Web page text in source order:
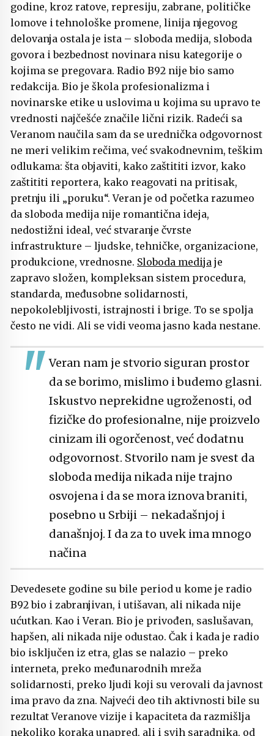
godine, kroz ratove, represiju, zabrane, političke
lomove i tehnološke promene, linija njegovog
delovanja ostala je ista – sloboda medija, sloboda
govora i bezbednost novinara nisu kategorije o
kojima se pregovara. Radio B92 nije bio samo
redakcija. Bio je škola profesionalizma i
novinarske etike u uslovima u kojima su upravo te
vrednosti najčešće značile lični rizik. Radeći sa
Veranom naučila sam da se urednička odgovornost
ne meri velikim rečima, već svakodnevnim, teškim
odlukama: šta objaviti, kako zaštititi izvor, kako
zaštititi reportera, kako reagovati na pritisak,
pretnju ili „poruku“. Veran je od početka razumeo
da sloboda medija nije romantična ideja,
nedostižni ideal, već stvaranje čvrste
infrastrukture – ljudske, tehničke, organizacione,
produkcione, vrednosne. Sloboda medija je
zapravo složen, kompleksan sistem procedura,
standarda, međusobne solidarnosti,
nepokolebljivosti, istrajnosti i brige. To se spolja
često ne vidi. Ali se vidi veoma jasno kada nestane.
Veran nam je stvorio siguran prostor
da se borimo, mislimo i budemo glasni.
Iskustvo neprekidne ugroženosti, od
fizičke do profesionalne, nije proizvelo
cinizam ili ogorčenost, već dodatnu
odgovornost. Stvorilo nam je svest da
sloboda medija nikada nije trajno
osvojena i da se mora iznova braniti,
posebno u Srbiji – nekadašnjoj i
današnjoj. I da za to uvek ima mnogo
načina
Devedesete godine su bile period u kome je radio
B92 bio i zabranjivan, i utišavan, ali nikada nije
ućutkan. Kao i Veran. Bio je privođen, saslušavan,
hapšen, ali nikada nije odustao. Čak i kada je radio
bio isključen iz etra, glas se nalazio – preko
interneta, preko međunarodnih mreža
solidarnosti, preko ljudi koji su verovali da javnost
ima pravo da zna. Najveći deo tih aktivnosti bile su
rezultat Veranove vizije i kapaciteta da razmišlja
nekoliko koraka unapred, ali i svih saradnika, od